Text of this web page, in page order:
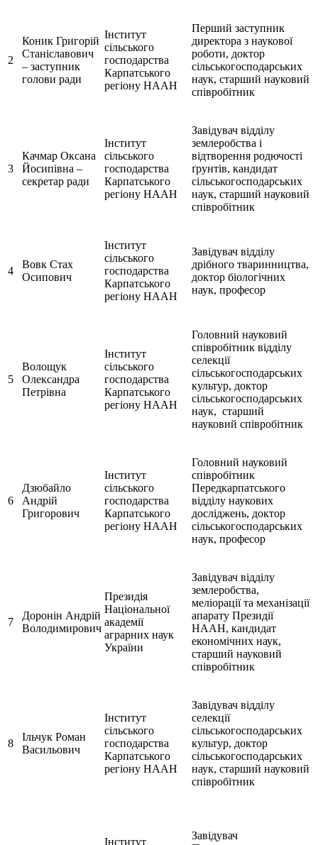
2
Коник Григорій
Станіславович
– заступник
голови ради
Інститут
сільського
господарства
Карпатського
регіону НААН
Перший заступник
директора з наукової
роботи, доктор
сільськогосподарських
наук, старший науковий
співробітник
3
Качмар Оксана
Йосипівна –
секретар ради
Інститут
сільського
господарства
Карпатського
регіону НААН
Завідувач відділу
землеробства і
відтворення родючості
ґрунтів, кандидат
сільськогосподарських
наук, старший науковий
співробітник
4
Вовк Стах
Осипович
Інститут
сільського
господарства
Карпатського
регіону НААН
Завідувач відділу
дрібного тваринництва,
доктор біологічних
наук, професор
5
Волощук
Олександра
Петрівна
Інститут
сільського
господарства
Карпатського
регіону НААН
Головний науковий
співробітник відділу
селекції
сільськогосподарських
культур, доктор
сільськогосподарських
наук, старший
науковий співробітник
6
Дзюбайло
Андрій
Григорович
Інститут
сільського
господарства
Карпатського
регіону НААН
Головний науковий
співробітник
Передкарпатського
відділу наукових
досліджень, доктор
сільськогосподарських
наук, професор
7
Доронін Андрій
Володимирович
Президія
Національної
академії
аграрних наук
України
Завідувач відділу
землеробства,
меліорації та механізації
апарату Президії
НААН, кандидат
економічних наук,
старший науковий
співробітник
8
Ільчук Роман
Васильович
Інститут
сільського
господарства
Карпатського
регіону НААН
Завідувач відділу
селекції
сільськогосподарських
культур, доктор
сільськогосподарських
наук, старший науковий
співробітник
Інститут
Завідувач